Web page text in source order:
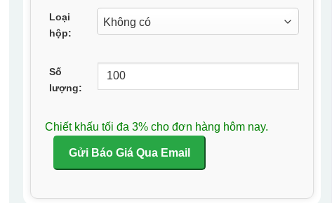
Loại
hộp:
Số
lượng:
Chiết khấu tối đa 3% cho đơn hàng hôm nay.
Gửi Báo Giá Qua Email